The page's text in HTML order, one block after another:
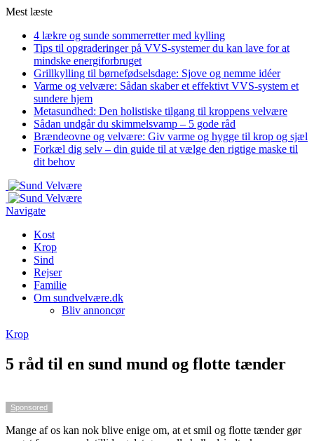
Mest læste
4 lækre og sunde sommerretter med kylling
Tips til opgraderinger på VVS-systemer du kan lave for at
mindske energiforbruget
Grillkylling til børnefødselsdage: Sjove og nemme idéer
Varme og velvære: Sådan skaber et effektivt VVS-system et
sundere hjem
Metasundhed: Den holistiske tilgang til kroppens velvære
Sådan undgår du skimmelsvamp – 5 gode råd
Brændeovne og velvære: Giv varme og hygge til krop og sjæl
Forkæl dig selv – din guide til at vælge den rigtige maske til
dit behov
Navigate
Kost
Krop
Sind
Rejser
Familie
Om sundvelvære.dk
Bliv annoncør
Krop
5 råd til en sund mund og flotte tænder
Sponsored
Mange af os kan nok blive enige om, at et smil og flotte tænder gør